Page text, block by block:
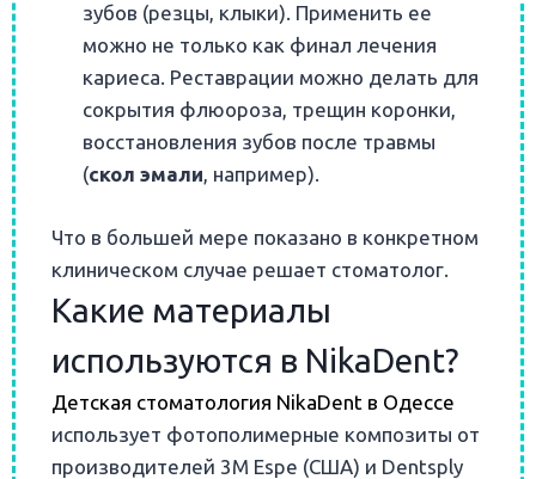
зубов (резцы, клыки). Применить ее
можно не только как финал лечения
кариеса. Реставрации можно делать для
сокрытия флюороза, трещин коронки,
восстановления зубов после травмы
(скол эмали, например).
Что в большей мере показано в конкретном
клиническом случае решает стоматолог.
Какие материалы
используются в NikaDent?
Детская стоматология NikaDent в Одессе
использует фотополимерные композиты от
производителей 3M Espe (США) и Dentsply